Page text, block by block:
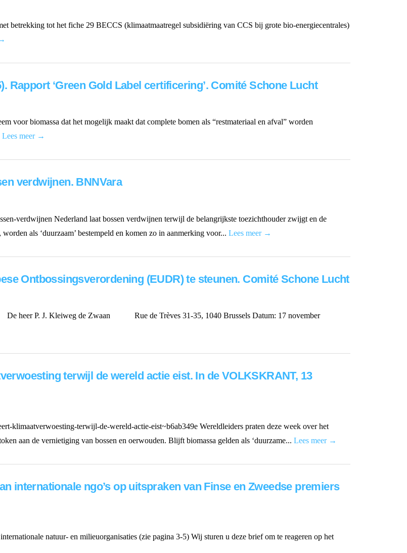
betrekking tot het fiche 29 BECCS (klimaatmaatregel subsidiëring van CCS bij grote bio-energiecentrales)
Rapport ‘Green Gold Label certificering’. Comité Schone Lucht
voor biomassa dat het mogelijk maakt dat complete bomen als “restmateriaal en afval” worden
Lees meer →
verdwijnen. BNNVara
verdwijnen Nederland laat bossen verdwijnen terwijl de belangrijkste toezichthouder zwijgt en de
als ‘duurzaam’ bestempeld en komen zo in aanmerking voor... Lees meer →
Ontbossingsverordening (EUDR) te steunen. Comité Schone Lucht
heer P. J. Kleiweg de Zwaan Rue de Trèves 31-35, 1040 Brussels Datum: 17 november
terwijl de wereld actie eist. In de VOLKSKRANT, 13
klimaatverwoesting-terwijl-de-wereld-actie-eist~b6ab349e Wereldleiders praten deze week over het
aan de vernietiging van bossen en oerwouden. Blijft biomassa gelden als ‘duurzame... Lees meer →
internationale ngo’s op uitspraken van Finse en Zweedse premiers
natuur- en milieuorganisaties (zie pagina 3-5) Wij sturen u deze brief om te reageren op het